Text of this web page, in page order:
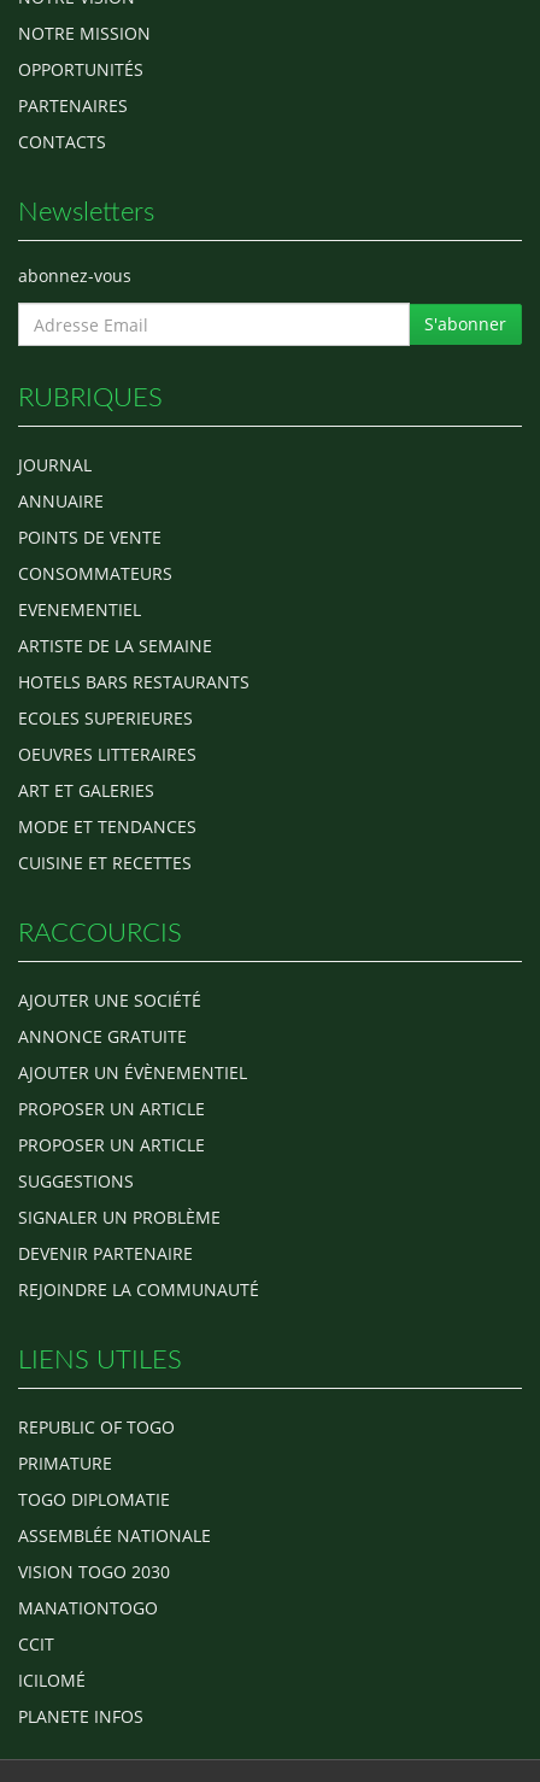
NOTRE MISSION
OPPORTUNITÉS
PARTENAIRES
CONTACTS
Newsletters
abonnez-vous
S'abonner
RUBRIQUES
JOURNAL
ANNUAIRE
POINTS DE VENTE
CONSOMMATEURS
EVENEMENTIEL
ARTISTE DE LA SEMAINE
HOTELS BARS RESTAURANTS
ECOLES SUPERIEURES
OEUVRES LITTERAIRES
ART ET GALERIES
MODE ET TENDANCES
CUISINE ET RECETTES
RACCOURCIS
AJOUTER UNE SOCIÉTÉ
ANNONCE GRATUITE
AJOUTER UN ÉVÈNEMENTIEL
PROPOSER UN ARTICLE
PROPOSER UN ARTICLE
SUGGESTIONS
SIGNALER UN PROBLÈME
DEVENIR PARTENAIRE
REJOINDRE LA COMMUNAUTÉ
LIENS UTILES
REPUBLIC OF TOGO
PRIMATURE
TOGO DIPLOMATIE
ASSEMBLÉE NATIONALE
VISION TOGO 2030
MANATIONTOGO
CCIT
ICILOMÉ
PLANETE INFOS